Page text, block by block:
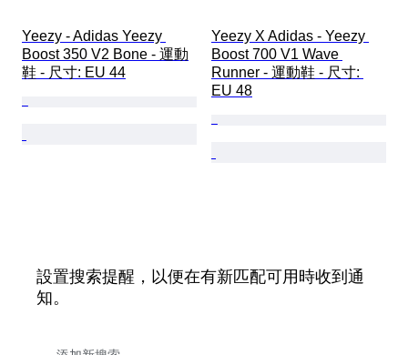
Yeezy - Adidas Yeezy
Boost 350 V2 Bone - 運動
鞋 - 尺寸: EU 44
Yeezy X Adidas - Yeezy
Boost 700 V1 Wave
Runner - 運動鞋 - 尺寸:
EU 48
設置搜索提醒，以便在有新匹配可用時收到通
知。